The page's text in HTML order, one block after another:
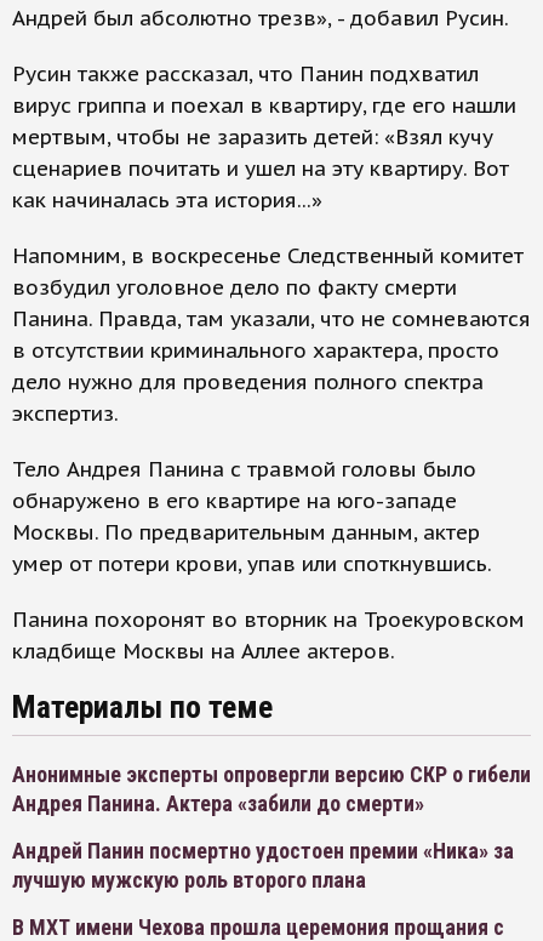
Андрей был абсолютно трезв», - добавил Русин.
Русин также рассказал, что Панин подхватил
вирус гриппа и поехал в квартиру, где его нашли
мертвым, чтобы не заразить детей: «Взял кучу
сценариев почитать и ушел на эту квартиру. Вот
как начиналась эта история...»
Напомним, в воскресенье Следственный комитет
возбудил уголовное дело по факту смерти
Панина. Правда, там указали, что не сомневаются
в отсутствии криминального характера, просто
дело нужно для проведения полного спектра
экспертиз.
Тело Андрея Панина с травмой головы было
обнаружено в его квартире на юго-западе
Москвы. По предварительным данным, актер
умер от потери крови, упав или споткнувшись.
Панина похоронят во вторник на Троекуровском
кладбище Москвы на Аллее актеров.
Материалы по теме
Анонимные эксперты опровергли версию СКР о гибели
Андрея Панина. Актера «забили до смерти»
Андрей Панин посмертно удостоен премии «Ника» за
лучшую мужскую роль второго плана
В МХТ имени Чехова прошла церемония прощания с